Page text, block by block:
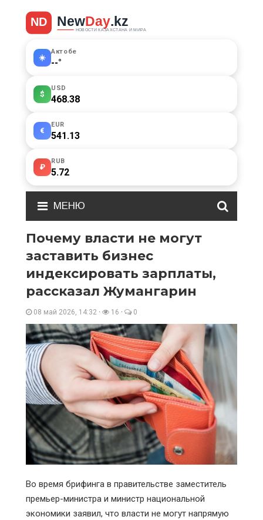
☀️
Актобе
--°
$
USD
468.38
€
EUR
541.13
₽
RUB
5.72
МЕНЮ
Почему власти не могут
заставить бизнес
индексировать зарплаты,
рассказал Жумангарин
08 май 2026, 14:32 · 16 · 0
Во время брифинга в правительстве заместитель
премьер-министра и министр национальной
экономики заявил, что власти не могут напрямую